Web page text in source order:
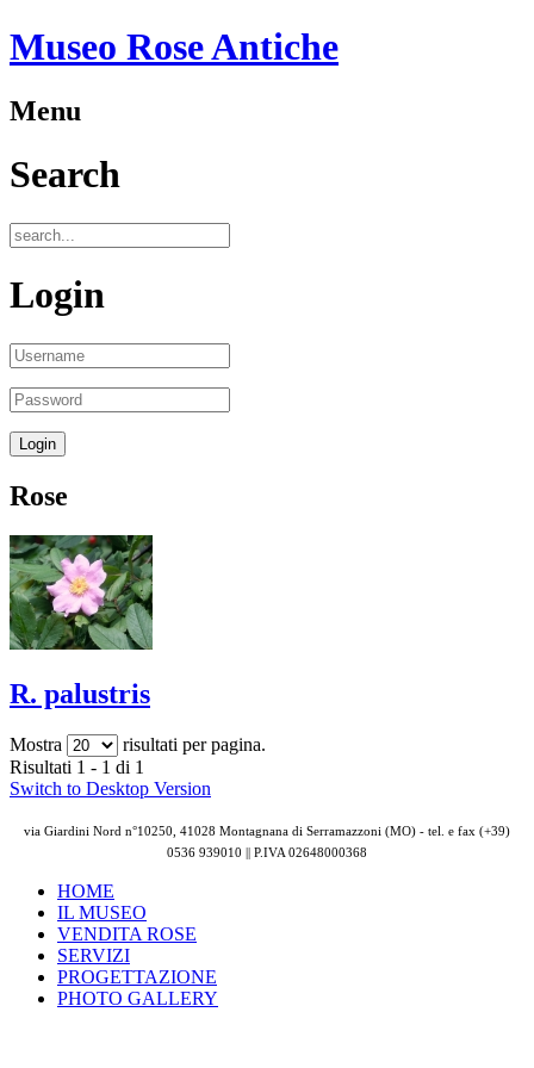
Museo Rose Antiche
Menu
Search
Login
Rose
R. palustris
Mostra
risultati per pagina.
Risultati 1 - 1 di 1
Switch to Desktop Version
via Giardini Nord n°10250, 41028 Montagnana di Serramazzoni (MO) - tel. e fax (+39)
0536 939010 || P.IVA02648000368
HOME
IL MUSEO
VENDITA ROSE
SERVIZI
PROGETTAZIONE
PHOTO GALLERY